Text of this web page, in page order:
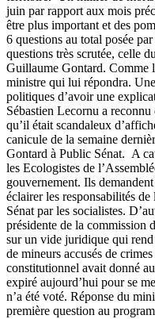
juin par rapport aux mois
être plus important et des
6 questions au total posée
questions très scrutée, celle
Guillaume Gontard. Comme
ministre qui lui répondra.
politiques d’avoir une
Sébastien Lecornu a
qu’il était scandaleux
canicule de la semaine
Gontard à Public Sénat. A
les Ecologistes de
gouvernement. Ils
éclairer les responsabilités
Sénat par les socialistes.
présidente de la commission
sur un vide juridique qui
de mineurs accusés de
constitutionnel avait donné
expiré aujourd’hui pour se
n’a été voté. Réponse du
première question au